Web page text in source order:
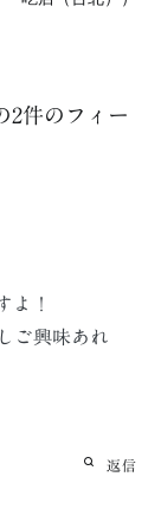
2件のフィー
よ！
ご興味あれ
返信